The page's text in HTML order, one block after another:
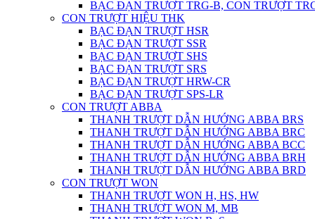
BẠC ĐẠN TRƯỢT TRG-B, CON TRƯỢT
CON TRƯỢT HIỆU THK
BẠC ĐẠN TRƯỢT HSR
BẠC ĐẠN TRƯỢT SSR
BẠC ĐẠN TRƯỢT SHS
BẠC ĐẠN TRƯỢT SRS
BẠC ĐẠN TRƯỢT HRW-CR
BẠC ĐẠN TRƯỢT SPS-LR
CON TRƯỢT ABBA
THANH TRƯỢT DẪN HƯỚNG ABBA BRS
THANH TRƯỢT DẪN HƯỚNG ABBA BRC
THANH TRƯỢT DẪN HƯỚNG ABBA BCC
THANH TRƯỢT DẪN HƯỚNG ABBA BRH
THANH TRƯỢT DẪN HƯỚNG ABBA BRD
CON TRƯỢT WON
THANH TRƯỢT WON H, HS, HW
THANH TRƯỢT WON M, MB